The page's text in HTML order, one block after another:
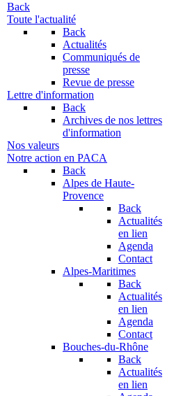
Back
Toute l'actualité
Back
Actualités
Communiqués de
presse
Revue de presse
Lettre d'information
Back
Archives de nos lettres
d'information
Nos valeurs
Notre action en PACA
Back
Alpes de Haute-
Provence
Back
Actualités
en lien
Agenda
Contact
Alpes-Maritimes
Back
Actualités
en lien
Agenda
Contact
Bouches-du-Rhône
Back
Actualités
en lien